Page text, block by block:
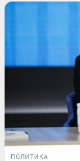
ПОЛИТИКА